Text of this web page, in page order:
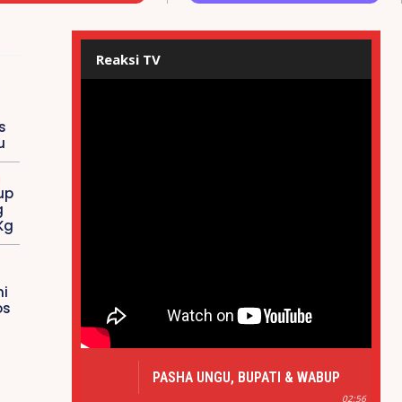
Reaksi TV
PASHA UNGU, BUPATI & WABUP
MAROS HADIRI PERESMIAN ALUN-02:56